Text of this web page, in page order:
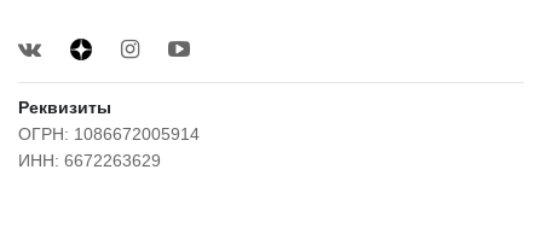
Реквизиты
ОГРН: 1086672005914
ИНН: 6672263629